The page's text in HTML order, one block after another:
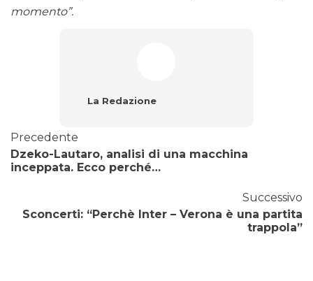
momento”.
La Redazione
Precedente
Dzeko-Lautaro, analisi di una macchina
inceppata. Ecco perché…
Successivo
Sconcerti: “Perchè Inter – Verona è una partita
trappola”